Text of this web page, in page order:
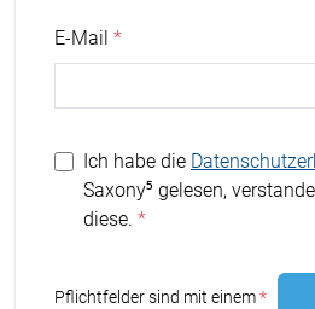
E-Mail
Ich habe die
Saxony⁵ gelesen,
diese.
Pflichtfelder sind mit einem Stern